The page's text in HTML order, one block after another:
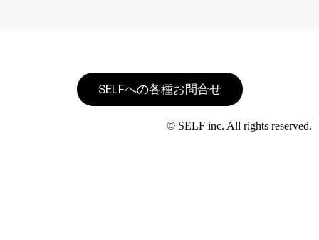
SELFへの各種お問合せ
© SELF inc. All rights reserved.